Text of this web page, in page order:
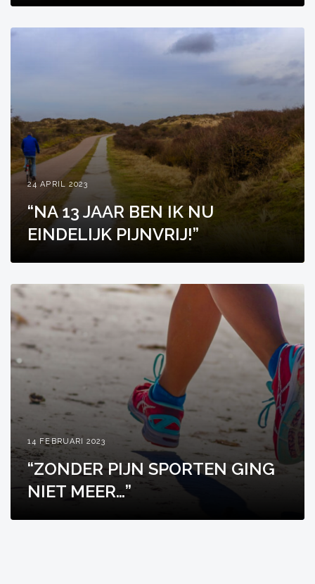
24 APRIL 2023
“NA 13 JAAR BEN IK NU
EINDELIJK PIJNVRIJ!”
14 FEBRUARI 2023
“ZONDER PIJN SPORTEN GING
NIET MEER…”